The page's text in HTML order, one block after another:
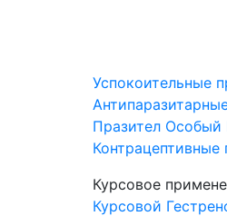
Успокоительные
Празител Особый
Контрацептивные
Курсовое
Курсовой